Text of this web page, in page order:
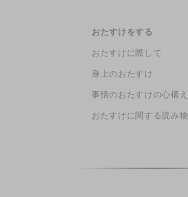
おたすけをする
おたすけに際して
身上のおたすけ
事情のおたすけの心構え
おたすけに関する読み物